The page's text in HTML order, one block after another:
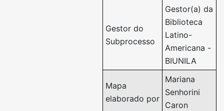
Gestor do
Subprocesso
Gestor(a) da
Biblioteca
Latino-
Americana -
BIUNILA
Mapa
elaborado por
Mariana
Senhorini
Caron